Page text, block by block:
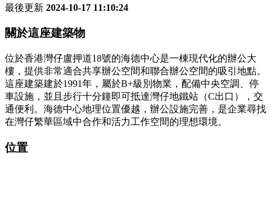
最後更新 2024-10-17 11:10:24
關於這座建築物
位於香港灣仔盧押道18號的海德中心是一棟現代化的辦公大
樓，提供非常適合共享辦公空間和聯合辦公空間的吸引地點。
這座建築建於1991年，屬於B+級別物業，配備中央空調、停
車設施，並且步行十分鐘即可抵達灣仔地鐵站（C出口），交
通便利。海德中心地理位置優越，辦公設施完善，是企業尋找
在灣仔繁華區域中合作和活力工作空間的理想環境。
位置